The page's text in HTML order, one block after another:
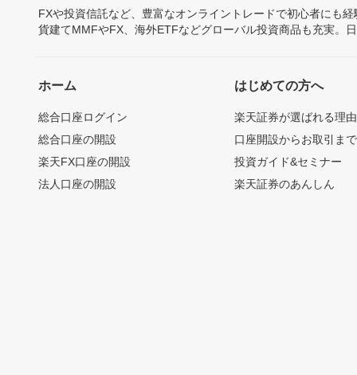
FXや投資信託など、豊富なオンライントレードで初心者にも
貨建てMMFやFX、海外ETFなどグローバル投資商品も充実。
ホーム
総合口座ログイン
総合口座の開設
楽天FX口座の開設
法人口座の開設
はじめての方へ
楽天証券が選ばれる理由
口座開設からお取引ま
投資ガイド&セミナー
楽天証券のあんしん